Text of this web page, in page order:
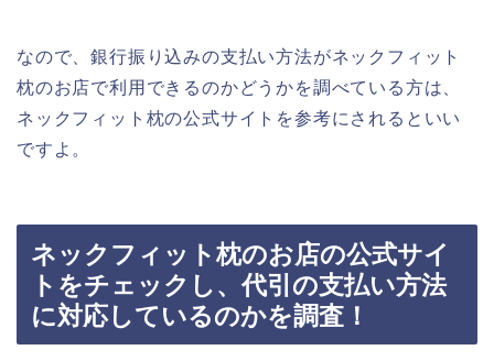
なので、銀行振り込みの支払い方法がネックフィット
枕のお店で利用できるのかどうかを調べている方は、
ネックフィット枕の公式サイトを参考にされるといい
ですよ。
ネックフィット枕のお店の公式サイ
トをチェックし、代引の支払い方法
に対応しているのかを調査！